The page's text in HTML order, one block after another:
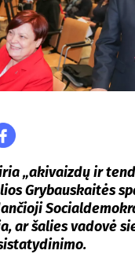
„akivaizdų ir
Grybauskaitės
ar šalies vadovė